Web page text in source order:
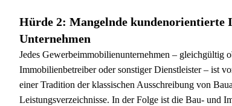
Hürde 2: Mangelnde
Unternehmen
Jedes Gewerbeimmobilienunternehmen – gleichgültig
Immobilienbetreiber oder sonstiger Dienstleister – ist
einer Tradition der klassischen Ausschreibung von
Leistungsverzeichnisse. In der Folge ist die Bau- und